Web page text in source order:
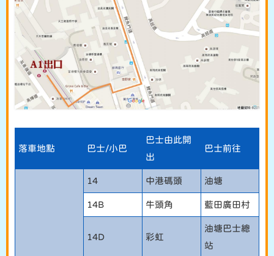
落車地點 巴士/小巴
巴士由此開
出
巴士前往
14 中港碼頭 油塘
14B 牛頭角 藍田廣田村
14D 彩虹
油塘巴士總
站